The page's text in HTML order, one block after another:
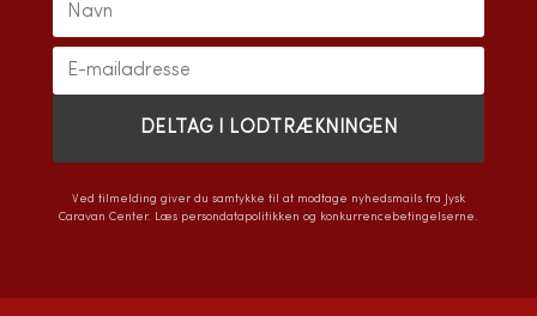
Ved tilmelding giver du samtykke til at modtage nyhedsmails fra Jysk
Caravan Center. Læs persondatapolitikken og konkurrencebetingelserne.